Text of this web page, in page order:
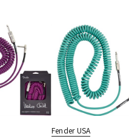
Fender USA